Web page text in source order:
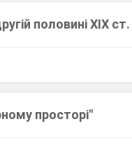
половині XIX ст.
просторі"